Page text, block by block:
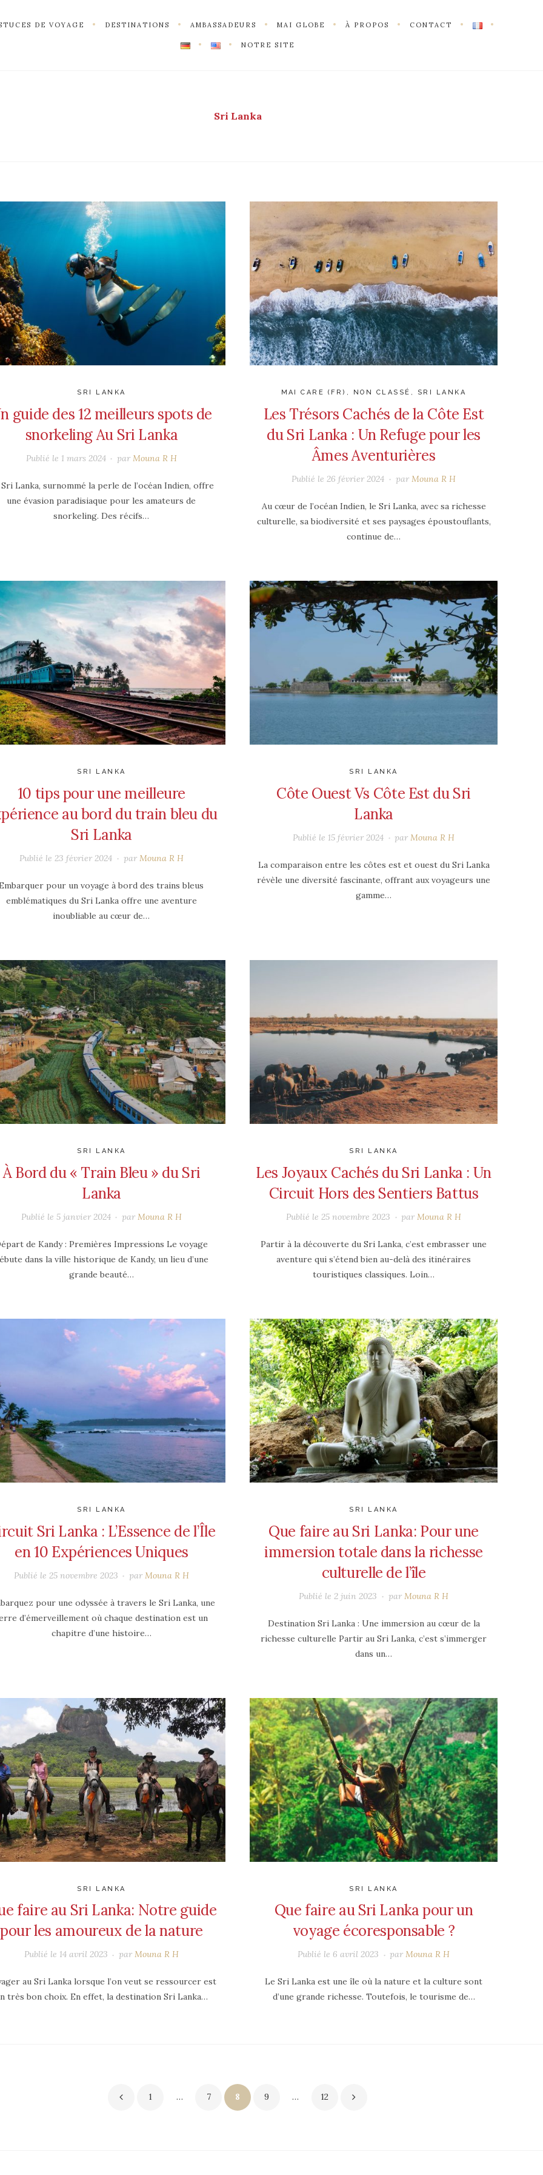
DE VOYAGE DESTINATIONS AMBASSADEURS MAI GLOBE À PROPOS CONTACT
NOTRE SITE
Sri Lanka
SRI LANKA
guide des 12 meilleurs spots de
snorkeling Au Sri Lanka
Publié le 1 mars 2024 parMouna R H
Lanka, surnommé la perle de l’océan Indien, offre
une évasion paradisiaque pour les amateurs de
snorkeling. Des récifs…
MAI CARE (FR) , NON CLASSÉ , SRI LANKA
Les Trésors Cachés de la Côte Est
du Sri Lanka : Un Refuge pour les
Âmes Aventurières
Publié le26 février 2024 par Mouna R H
Au cœur de l’océan Indien, le Sri Lanka, avec sa richesse
culturelle, sa biodiversité et ses paysages époustouflants,
continue de…
SRI LANKA
10 tips pour une meilleure
au bord du train bleu du
Sri Lanka
Publié le 23 février 2024 par Mouna R H
pour un voyage à bord des trains bleus
emblématiques du Sri Lanka offre une aventure
inoubliable au cœur de…
SRI LANKA
Côte Ouest Vs Côte Est du Sri
Lanka
Publié le 15 février 2024 parMouna R H
La comparaison entre les côtes est et ouest du Sri Lanka
révèle une diversité fascinante, offrant aux voyageurs une
gamme…
SRI LANKA
À Bord du « Train Bleu » du Sri
Lanka
Publié le 5 janvier 2024 parMouna R H
de Kandy : Premières Impressions Le voyage
dans la ville historique de Kandy, un lieu d’une
grande beauté…
SRI LANKA
Les Joyaux Cachés du Sri Lanka : Un
Circuit Hors des Sentiers Battus
Publié le 25 novembre 2023 parMouna R H
Partir à la découverte du Sri Lanka, c’est embrasser une
aventure qui s’étend bien au-delà des itinéraires
touristiques classiques. Loin…
SRI LANKA
Sri Lanka : L’Essence de l’Île
en 10 Expériences Uniques
Publié le 25 novembre 2023 par Mouna R H
pour une odyssée à travers le Sri Lanka, une
d’émerveillement où chaque destination est un
chapitre d’une histoire…
SRI LANKA
Que faire au Sri Lanka: Pour une
immersion totale dans la richesse
culturelle de l’île
Publié le 2 juin 2023 par Mouna R H
Destination Sri Lanka : Une immersion au cœur de la
richesse culturelle Partir au Sri Lanka, c’est s’immerger
dans un…
SRI LANKA
faire au Sri Lanka: Notre guide
pour les amoureux de la nature
Publié le 14 avril 2023 parMouna R H
au Sri Lanka lorsque l’on veut se ressourcer est
très bon choix. En effet, la destination Sri Lanka…
SRI LANKA
Que faire au Sri Lanka pour un
voyage écoresponsable ?
Publié le 6 avril 2023 parMouna R H
Le Sri Lanka est une île où la nature et la culture sont
d’une grande richesse. Toutefois, le tourisme de…
1 … 7 8 9 … 12